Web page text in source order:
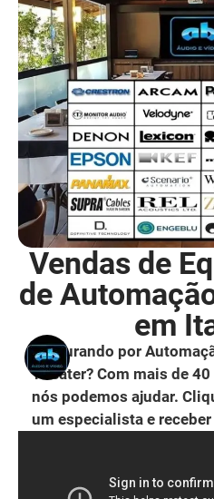
Vendas de
de
em
Procurando por
Theater? Com mais de
nós podemos ajudar.
um especialista e